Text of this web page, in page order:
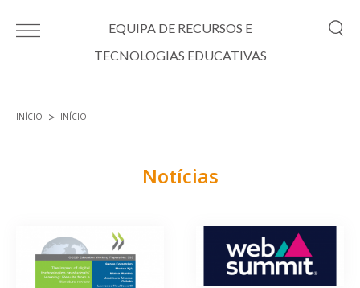
EQUIPA DE RECURSOS E
TECNOLOGIAS EDUCATIVAS
INÍCIO INÍCIO
Notícias
Páginas